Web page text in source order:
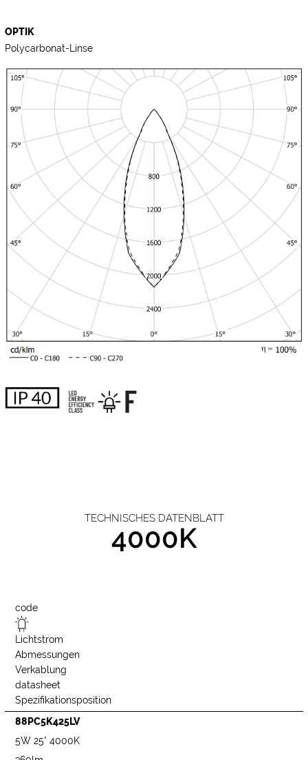
OPTIK
Polycarbonat-Linse
TECHNISCHES DATENBLATT
4000K
code
Lichtstrom
Abmessungen
Verkablung
datasheet
Spezifikationsposition
88PC5K425LV
5W 25° 4000K